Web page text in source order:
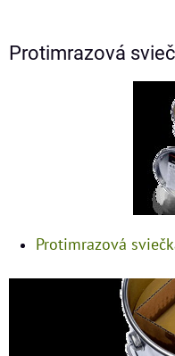
Protimrazová
Protimrazová